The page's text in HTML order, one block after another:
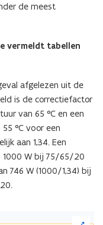
de meest
vermeldt tabellen
afgelezen uit de
is de correctiefactor
van 65 °C en een
°C voor een
aan 1,34. Een
1000 W bij 75/65/20
746 W (1000/1,34) bij